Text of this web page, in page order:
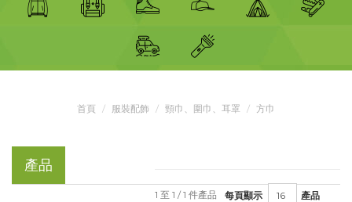
首頁 服裝配飾 頸巾、圍巾、耳罩 方巾
產品
每頁顯示 產品
1 至 1 / 1 件產品